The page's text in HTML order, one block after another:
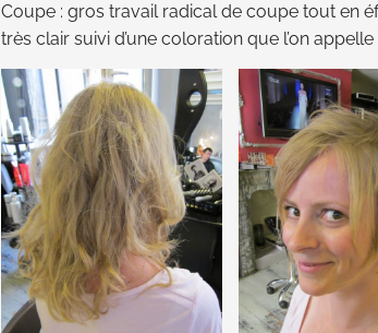
Coupe : gros travail radical de coupe tout en
très clair suivi d’une coloration que l’on